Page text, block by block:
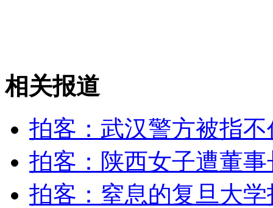
实拍战机夜间空中撞鸟 8分钟解决故障安全着陆
山西运城恶犬咬伤多人 警民合力深夜将其击毙
女孩北京地铁殴打老人 痛下狠手拳打脚踢
相关报道
拍客：武汉警方被指
拍客：陕西女子遭董
拍客：窒息的复旦大